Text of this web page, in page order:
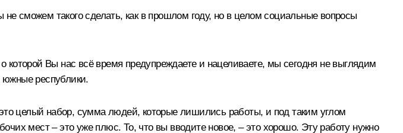
сможем такого сделать, как в прошлом году, но в целом социальные вопросы
Вы нас всё время предупреждаете и нацеливаете, мы сегодня не выглядим
южные республики.
это целый набор, сумма людей, которые лишились работы, и под таким углом
мест – это уже плюс. То, что вы вводите новое, – это хорошо. Эту работу нужно